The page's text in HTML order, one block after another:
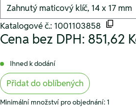
Katalogové č.: 1001103858
Cena bez DPH: 851,62
Ihned k dodání
Přidat do oblíbených
Minimální množství pro objednání: 1